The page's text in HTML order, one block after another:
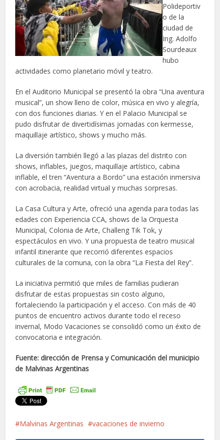
Polideportiv
o de la
ciudad de
Ing. Adolfo
Sourdeaux
hubo
actividades como planetario móvil y teatro.
En el Auditorio Municipal se presentó la obra “Una aventura
musical”, un show lleno de color, música en vivo y alegría,
con dos funciones diarias. Y en el Palacio Municipal se
pudo disfrutar de divertidísimas jornadas con kermesse,
maquillaje artístico, shows y mucho más.
La diversión también llegó a las plazas del distrito con
shows, inflables, juegos, maquillaje artístico, cabina
inflable, el tren “Aventura a Bordo” una estación inmersiva
con acrobacia, realidad virtual y muchas sorpresas.
La Casa Cultura y Arte, ofreció una agenda para todas las
edades con Experiencia CCA, shows de la Orquesta
Municipal, Colonia de Arte, Challeng Tik Tok, y
espectáculos en vivo. Y una propuesta de teatro musical
infantil itinerante que recorrió diferentes espacios
culturales de la comuna, con la obra “La Fiesta del Rey”.
La iniciativa permitió que miles de familias pudieran
disfrutar de estas propuestas sin costo alguno,
fortaleciendo la participación y el acceso. Con más de 40
puntos de encuentro activos durante todo el receso
invernal, Modo Vacaciones se consolidó como un éxito de
convocatoria e integración.
Fuente: dirección de Prensa y Comunicación del municipio
de Malvinas Argentinas
Malvinas Argentinas vacaciones de invierno